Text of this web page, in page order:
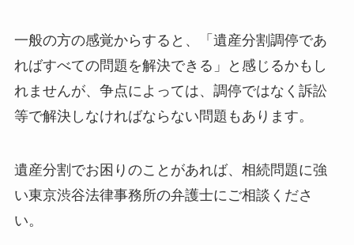
一般の方の感覚からすると、「遺産分割調停であ
ればすべての問題を解決できる」と感じるかもし
れませんが、争点によっては、調停ではなく訴訟
等で解決しなければならない問題もあります。
遺産分割でお困りのことがあれば、相続問題に強
い東京渋谷法律事務所の弁護士にご相談くださ
い。